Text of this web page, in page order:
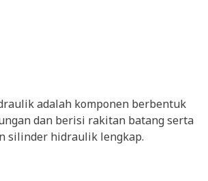
adalah komponen berbentuk
dan berisi rakitan batang serta
silinder hidraulik lengkap.